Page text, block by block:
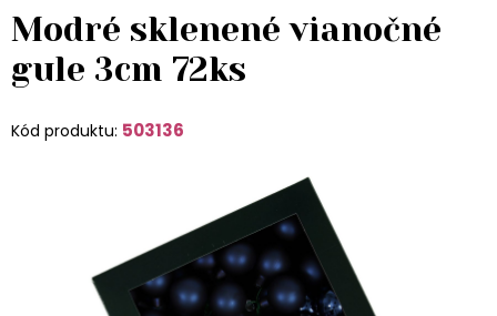
Modré sklenené vianočné
gule 3cm 72ks
Kód produktu: 503136